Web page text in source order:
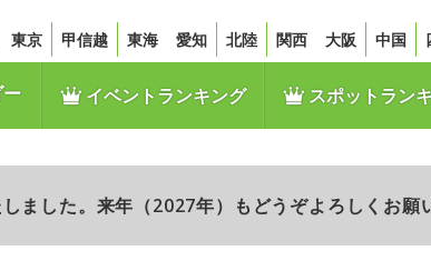
東京 甲信越 東海 愛知 北陸 関西 大阪 中国
イベントランキング スポットラン
ました。来年（2027年）もどうぞよろしくお願